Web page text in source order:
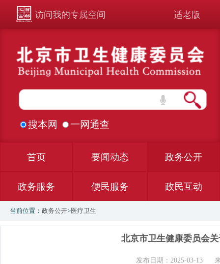
访问我的专属空间 适老版
搜本网 一网通查
首页 要闻动态 政务公开
政务服务 便民服务 政民互动
当前位置： 政务公开>医疗卫生
北京市卫生健康委员会
发布日期：2025-03-13